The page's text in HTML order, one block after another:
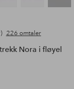
226 omtaler
Nora i fløyel